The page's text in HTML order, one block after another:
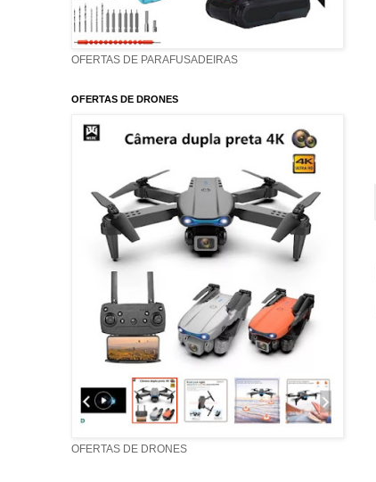
OFERTAS DE PARAFUSADEIRAS
OFERTAS DE DRONES
OFERTAS DE DRONES